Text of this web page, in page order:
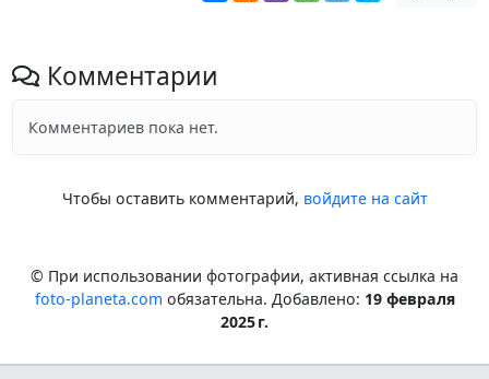
Комментарии
Комментариев пока нет.
Чтобы оставить комментарий, войдите на сайт
© При использовании фотографии, активная ссылка на
foto-planeta.com обязательна. Добавлено: 19 февраля
2025 г.